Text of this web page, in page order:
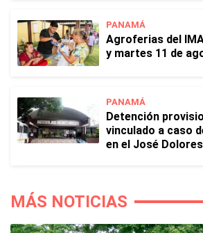
PANAMÁ
Agroferias del
y martes 11 de
PANAMÁ
Detención
vinculado a caso
en el José
MÁS NOTICIAS